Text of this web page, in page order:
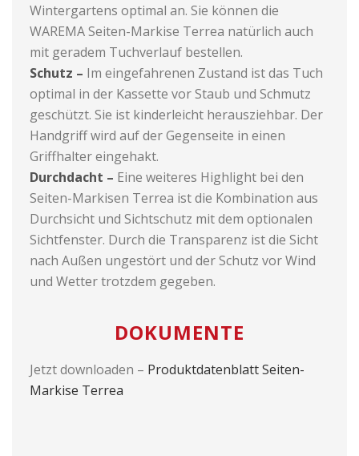
Wintergartens optimal an. Sie können die
WAREMA Seiten-Markise Terrea natürlich auch
mit geradem Tuchverlauf bestellen.
Schutz – Im eingefahrenen Zustand ist das Tuch
optimal in der Kassette vor Staub und Schmutz
geschützt. Sie ist kinderleicht herausziehbar. Der
Handgriff wird auf der Gegenseite in einen
Griffhalter eingehakt.
Durchdacht – Eine weiteres Highlight bei den
Seiten-Markisen Terrea ist die Kombination aus
Durchsicht und Sichtschutz mit dem optionalen
Sichtfenster. Durch die Transparenz ist die Sicht
nach Außen ungestört und der Schutz vor Wind
und Wetter trotzdem gegeben.
DOKUMENTE
Jetzt downloaden – Produktdatenblatt Seiten-
Markise Terrea